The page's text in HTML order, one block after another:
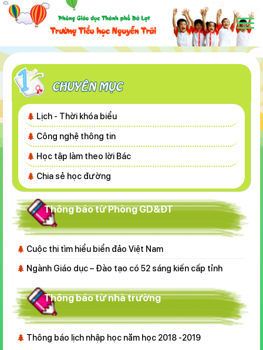
Lịch - Thời khóa biểu
Công nghệ thông tin
Học tập làm theo lời Bác
Chia sẻ học đường
Thông báo từ Phòng GD&ĐT
Cuộc thi tìm hiểu biển đảo Việt Nam
Ngành Giáo dục – Đào tạo có 52 sáng kiến cấp tỉnh
Thông báo từ nhà trường
Thông báo lịch nhập học năm học 2018 -2019